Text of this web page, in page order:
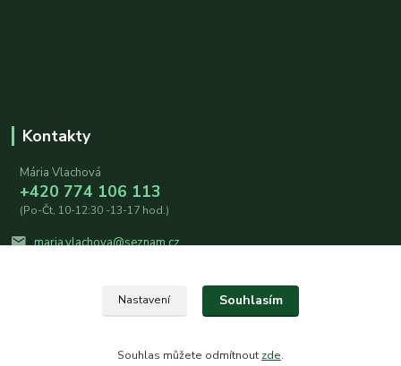
Kontakty
Mária Vlachová
+420 774 106 113
(Po-Čt, 10-12:30 -13-17 hod.)
maria.vlachova@seznam.cz
Nastavení Souhlasím
Souhlas můžete odmítnout zde.